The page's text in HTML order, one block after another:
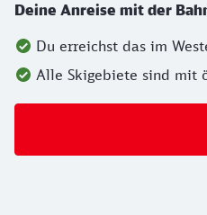
Deine Anreise mit der
Du erreichst das im
Alle Skigebiete sind mit